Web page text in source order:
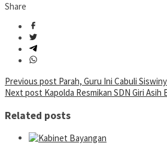
Share
Post
navigation
Previous post Parah, Guru Ini Cabuli
Next post Kapolda Resmikan SDN Giri Asih
Related posts